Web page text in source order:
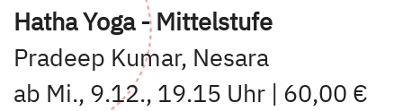
Hatha Yoga - Mittelstufe
Pradeep Kumar, Nesara
ab Mi., 9.12., 19.15 Uhr | 60,00 €